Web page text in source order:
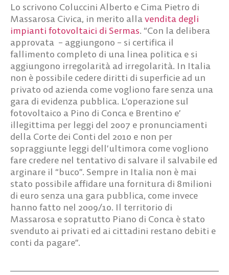
Lo scrivono Coluccini Alberto e Cima Pietro di
Massarosa Civica, in merito allavendita degli
impianti fotovoltaici di Sermas. “Con la delibera
approvata – aggiungono – si certifica il
fallimento completo di una linea politica e si
aggiungono irregolarità ad irregolarità. In Italia
non è possibile cedere diritti di superficie ad un
privato od azienda come vogliono fare senza una
gara di evidenza pubblica. L’operazione sul
fotovoltaico a Pino di Conca e Brentino e’
illegittima per leggi del 2007 e pronunciamenti
della Corte dei Conti del 2010 e non per
sopraggiunte leggi dell’ultimora come vogliono
fare credere nel tentativo di salvare il salvabile ed
arginare il “buco”. Sempre in Italia non è mai
stato possibile affidare una fornitura di 8milioni
di euro senza una gara pubblica, come invece
hanno fatto nel 2009/10. Il territorio di
Massarosa e sopratutto Piano di Conca è stato
svenduto ai privati ed ai cittadini restano debiti e
conti da pagare”.